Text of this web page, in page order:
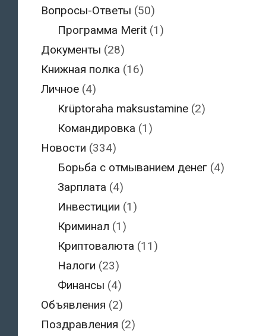
Вопросы-Ответы (50)
Программа Merit (1)
Документы (28)
Книжная полка (16)
Личное(4)
Krüptoraha maksustamine (2)
Командировка (1)
Новости (334)
Борьба с отмыванием денег (4)
Зарплата (4)
Инвестиции (1)
Криминал (1)
Криптовалюта (11)
Налоги (23)
Финансы (4)
Объявления (2)
Поздравления (2)